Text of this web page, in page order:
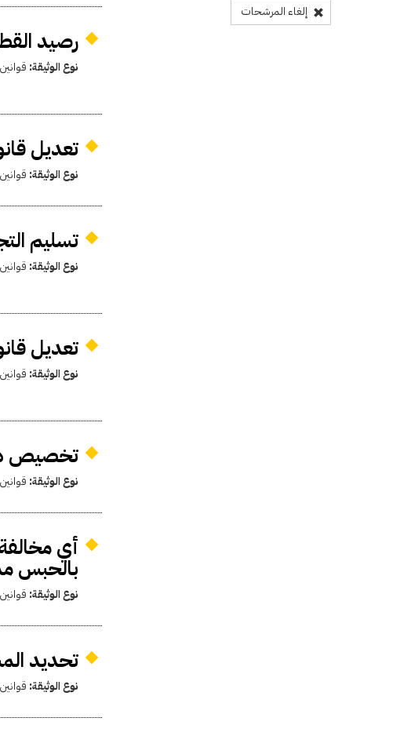
إلغاء المرشحات
رصيد
نوع الوثيقة: قوانين
تعديل
نوع الوثيقة: قوانين
تسليم
نوع الوثيقة: قوانين
تعديل
نوع الوثيقة: قوانين
تخصيص درجة مدير عام
نوع الوثيقة: قوانين
أي
بالحبس
نوع الوثيقة: قوانين
تحديد
نوع الوثيقة: قوانين